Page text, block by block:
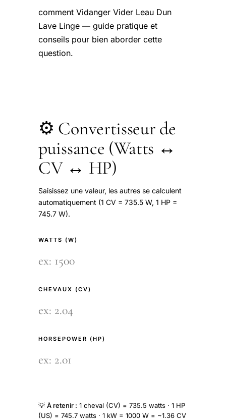
comment Vidanger Vider Leau Dun
Lave Linge — guide pratique et
conseils pour bien aborder cette
question.
⚙️ Convertisseur de
puissance (Watts ↔
CV ↔ HP)
Saisissez une valeur, les autres se calculent
automatiquement (1 CV = 735.5 W, 1 HP =
745.7 W).
WATTS (W)
CHEVAUX (CV)
HORSEPOWER (HP)
💡 À retenir : 1 cheval (CV) = 735.5 watts · 1 HP
(US) = 745.7 watts · 1 kW = 1000 W = ~1.36 CV